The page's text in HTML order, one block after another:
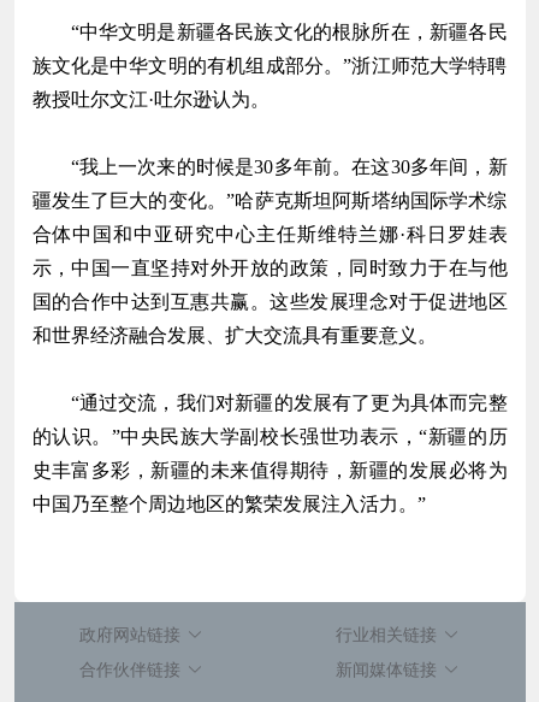
“中华文明是新疆各民族文化的根脉所在，新疆各民
族文化是中华文明的有机组成部分。”浙江师范大学特聘
教授吐尔文江·吐尔逊认为。
“我上一次来的时候是30多年前。在这30多年间，新
疆发生了巨大的变化。”哈萨克斯坦阿斯塔纳国际学术综
合体中国和中亚研究中心主任斯维特兰娜·科日罗娃表
示，中国一直坚持对外开放的政策，同时致力于在与他
国的合作中达到互惠共赢。这些发展理念对于促进地区
和世界经济融合发展、扩大交流具有重要意义。
“通过交流，我们对新疆的发展有了更为具体而完整
的认识。”中央民族大学副校长强世功表示，“新疆的历
史丰富多彩，新疆的未来值得期待，新疆的发展必将为
中国乃至整个周边地区的繁荣发展注入活力。”
政府网站链接
行业相关链接
合作伙伴链接
新闻媒体链接